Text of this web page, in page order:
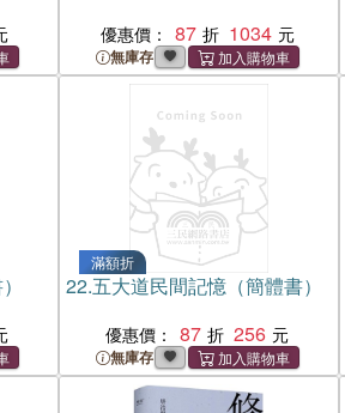
優惠價： 87 1034
無庫存
滿額折
22.五大道民間記憶（簡體書）
優惠價： 87 256
無庫存